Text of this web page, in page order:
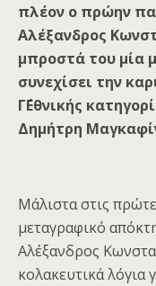
πλέον ο πρώην
Αλέξανδρος
μπροστά του μία
συνεχίσει την
Γ΄Εθνικής
Δημήτρη
Μάλιστα στις
μεταγραφικό
Αλέξανδρος
κολακευτικά λόγια